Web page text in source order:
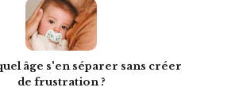
âge s'en séparer sans créer
de frustration ?